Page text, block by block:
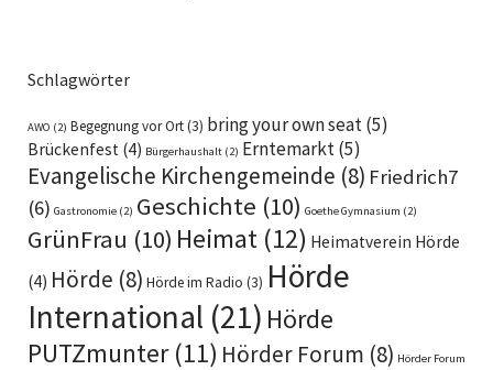
Schlagwörter
AWO (2) Begegnung vor Ort(3) bring your own seat(5)
Brückenfest (4) Bürgerhaushalt (2) Erntemarkt(5)
Evangelische Kirchengemeinde (8) Friedrich7
(6) Gastronomie (2) Geschichte (10) Goethe Gymnasium (2)
GrünFrau (10) Heimat (12) Heimatverein Hörde
(4) Hörde (8) Hörde im Radio (3) Hörde
International (21) Hörde
PUTZmunter(11) Hörder Forum (8) Hörder Forum